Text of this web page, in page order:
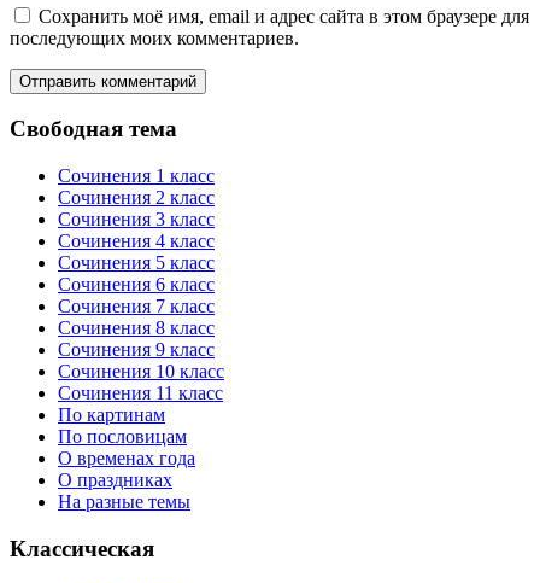
Сохранить моё имя, email и адрес сайта в этом браузере для
последующих моих комментариев.
Свободная тема
Сочинения 1 класс
Сочинения 2 класс
Сочинения 3 класс
Сочинения 4 класс
Сочинения 5 класс
Сочинения 6 класс
Сочинения 7 класс
Сочинения 8 класс
Сочинения 9 класс
Сочинения 10 класс
Сочинения 11 класс
По картинам
По пословицам
О временах года
О праздниках
На разные темы
Классическая